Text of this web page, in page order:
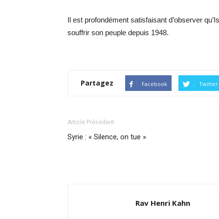
Il est profondément satisfaisant d’observer
souffrir son peuple depuis 1948.
Partagez Facebook Twitter
Article Précédent
Syrie : « Silence, on tue »
Rav Henri Kahn